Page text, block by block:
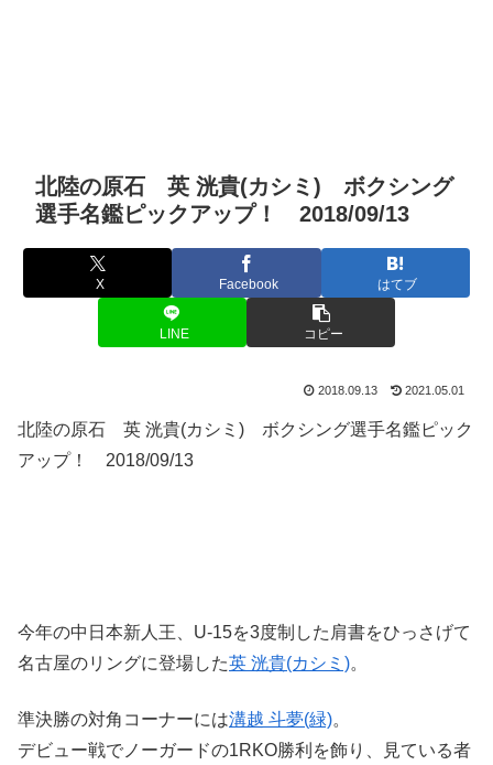
北陸の原石 英 洸貴(カシミ) ボクシング
選手名鑑ピックアップ！ 2018/09/13
X Facebook はてブ
LINE コピー
2018.09.13 2021.05.01
北陸の原石 英 洸貴(カシミ) ボクシング選手名鑑ピック
アップ！ 2018/09/13
今年の中日本新人王、U-15を3度制した肩書をひっさげて
名古屋のリングに登場した英 洸貴(カシミ)。
準決勝の対角コーナーには溝越 斗夢(緑)。
デビュー戦でノーガードの1RKO勝利を飾り、見ている者